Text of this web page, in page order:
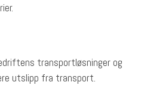
transportløsninger og
utslipp fra transport.